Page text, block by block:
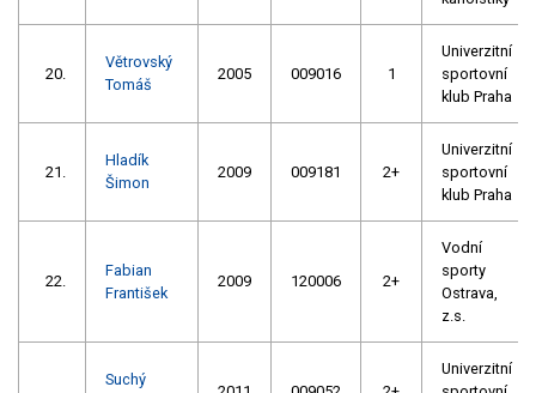
20.
Větrovský
Tomáš
2005 009016 1
Univerzitní
sportovní
klub Praha
21.
Hladík
Šimon
2009 009181 2+
Univerzitní
sportovní
klub Praha
22.
Fabian
František
2009 120006 2+
Vodní
sporty
Ostrava,
z.s.
Suchý
Univerzitní